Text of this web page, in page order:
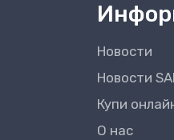
Новости
Новости
Купи
О нас